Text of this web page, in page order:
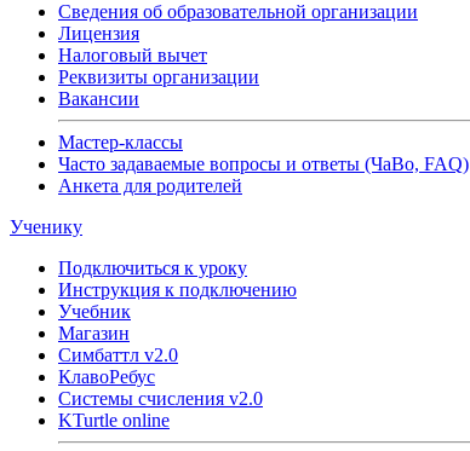
Сведения об образовательной организации
Лицензия
Налоговый вычет
Реквизиты организации
Вакансии
Мастер-классы
Часто задаваемые вопросы и ответы (ЧаВо, FAQ)
Анкета для родителей
Ученику
Подключиться к уроку
Инструкция к подключению
Учебник
Магазин
Симбаттл v2.0
КлавоРебус
Системы счисления v2.0
KTurtle online